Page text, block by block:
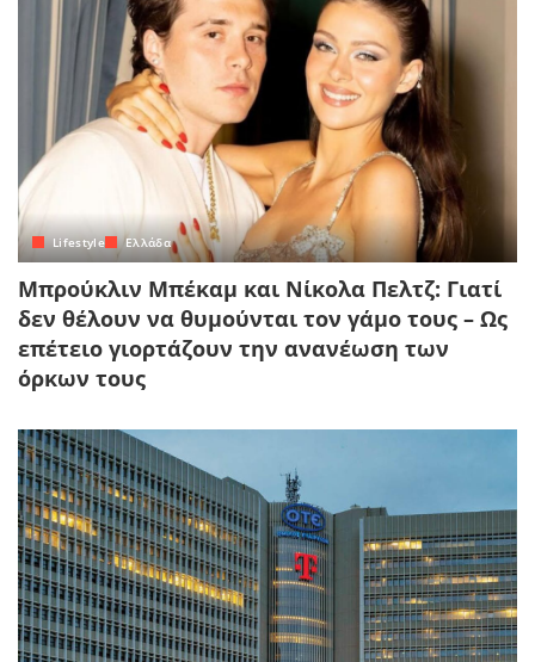
Lifestyle Ελλάδα
Μπρούκλιν Μπέκαμ και Νίκολα Πελτζ: Γιατί
δεν θέλουν να θυμούνται τον γάμο τους – Ως
επέτειο γιορτάζουν την ανανέωση των
όρκων τους